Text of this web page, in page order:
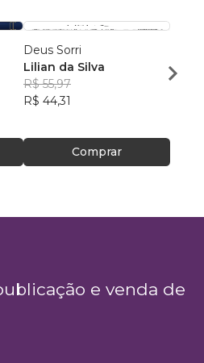
Deus Sorri
Lilian da Silva
R$ 55,97
R$ 44,31
Comprar
R$
e venda de